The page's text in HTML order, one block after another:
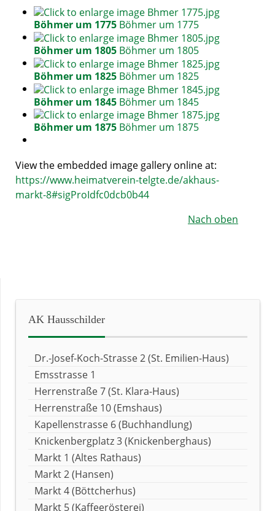
Böhmer um 1775 Böhmer um 1775
Böhmer um 1805 Böhmer um 1805
Böhmer um 1825 Böhmer um 1825
Böhmer um 1845 Böhmer um 1845
Böhmer um 1875 Böhmer um 1875
View the embedded image gallery online at:
https://www.heimatverein-telgte.de/akhaus-
markt-8#sigProIdfc0dcb0b44
Nach oben
AK Hausschilder
Dr.-Josef-Koch-Strasse 2 (St. Emilien-Haus)
Emsstrasse 1
Herrenstraße 7 (St. Klara-Haus)
Herrenstraße 10 (Emshaus)
Kapellenstrasse 6 (Buchhandlung)
Knickenbergplatz 3 (Knickenberghaus)
Markt 1 (Altes Rathaus)
Markt 2 (Hansen)
Markt 4 (Böttcherhus)
Markt 5 (Kaffeerösterei)